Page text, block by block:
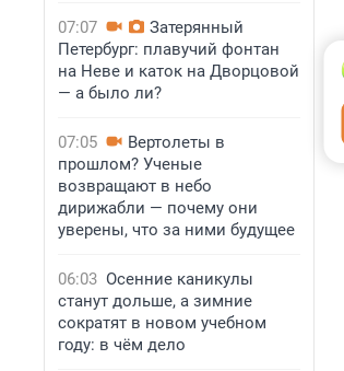
07:07
Затерянный
Петербург: плавучий фонтан
на Неве и каток на Дворцовой
— а было ли?
07:05
Вертолеты в
прошлом? Ученые
возвращают в небо
дирижабли — почему они
уверены, что за ними будущее
06:03 Осенние каникулы
станут дольше, а зимние
сократят в новом учебном
году: в чём дело